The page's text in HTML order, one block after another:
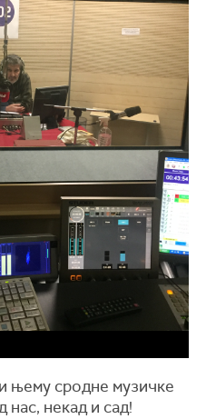
њему сродне музичке
нас, некад и сад!